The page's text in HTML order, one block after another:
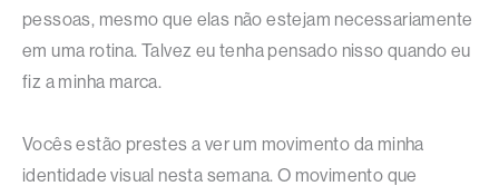
pessoas, mesmo que elas não estejam necessariamente
em uma rotina. Talvez eu tenha pensado nisso quando eu
fiz a minha marca.
Vocês estão prestes a ver um movimento da minha
identidade visual nesta semana. O movimento que